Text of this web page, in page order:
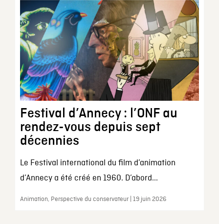
Festival d’Annecy : l’ONF au
rendez-vous depuis sept
décennies
Le Festival international du film d’animation
d’Annecy a été créé en 1960. D’abord...
Animation, Perspective du conservateur | 19 juin 2026